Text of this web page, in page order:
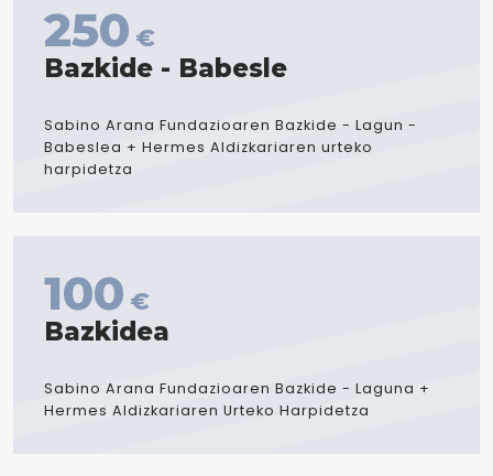
250 €
Bazkide - Babesle
Sabino Arana Fundazioaren Bazkide - Lagun -
Babeslea + Hermes Aldizkariaren urteko
harpidetza
100 €
Bazkidea
Sabino Arana Fundazioaren Bazkide - Laguna +
Hermes Aldizkariaren Urteko Harpidetza